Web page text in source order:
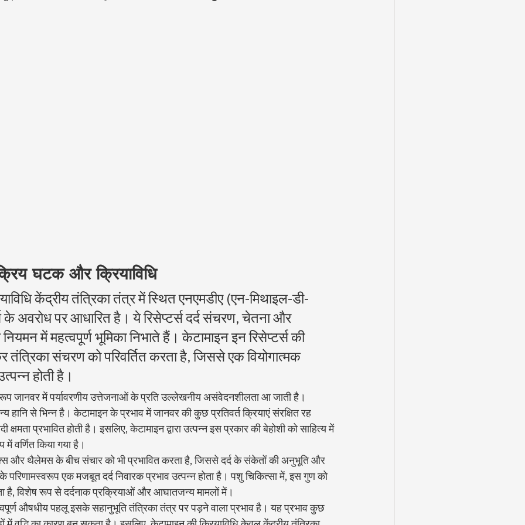
घटक और क्रियाविधि
केंद्रीय तंत्रिका तंत्र में स्थित एनएमडीए (एन-मिथाइल-डी-
के अवरोध पर आधारित है। ये रिसेप्टर्स दर्द संचरण, चेतना और
में महत्वपूर्ण भूमिका निभाते हैं। केटामाइन इन रिसेप्टर्स की
तंत्रिका संचरण को परिवर्तित करता है, जिससे एक वियोगात्मक
होती है।
जानवर में पर्यावरणीय उत्तेजनाओं के प्रति उल्लेखनीय असंवेदनशीलता आ जाती है।
हानि से भिन्न है। केटामाइन के प्रभाव में जानवर की कुछ प्रतिवर्त क्रियाएं संरक्षित रह
प्रभावित होती है। इसलिए, केटामाइन द्वारा उत्पन्न इस प्रकार की बेहोशी को साहित्य में
वर्णित किया गया है।
और थैलेमस के बीच संचार को भी प्रभावित करता है, जिससे दर्द के संकेतों की अनुभूति और
परिणामस्वरूप एक मजबूत दर्द निवारक प्रभाव उत्पन्न होता है। पशु चिकित्सा में, इस गुण को
है, विशेष रूप से दर्दनाक प्रक्रियाओं और आघातजन्य मामलों में।
औषधीय पहलू इसके सहानुभूति तंत्रिका तंत्र पर पड़ने वाला प्रभाव है। यह प्रभाव कुछ